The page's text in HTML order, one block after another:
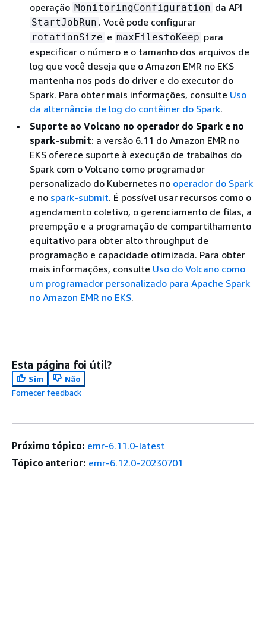
operação MonitoringConfiguration da API
StartJobRun . Você pode configurar
rotationSize e maxFilestoKeep para
especificar o número e o tamanho dos arquivos de
log que você deseja que o Amazon EMR no EKS
mantenha nos pods do driver e do executor do
Spark. Para obter mais informações, consulte Uso
da alternância de log do contêiner do Spark.
Suporte ao Volcano no operador do Spark e no
spark-submit: a versão 6.11 do Amazon EMR no
EKS oferece suporte à execução de trabalhos do
Spark com o Volcano como programador
personalizado do Kubernetes no operador do Spark
e no spark-submit. É possível usar recursos como o
agendamento coletivo, o gerenciamento de filas, a
preempção e a programação de compartilhamento
equitativo para obter alto throughput de
programação e capacidade otimizada. Para obter
mais informações, consulte Uso do Volcano como
um programador personalizado para Apache Spark
no Amazon EMR no EKS.
Esta página foi útil?
Sim
Não
Fornecer feedback
Próximo tópico: emr-6.11.0-latest
Tópico anterior: emr-6.12.0-20230701